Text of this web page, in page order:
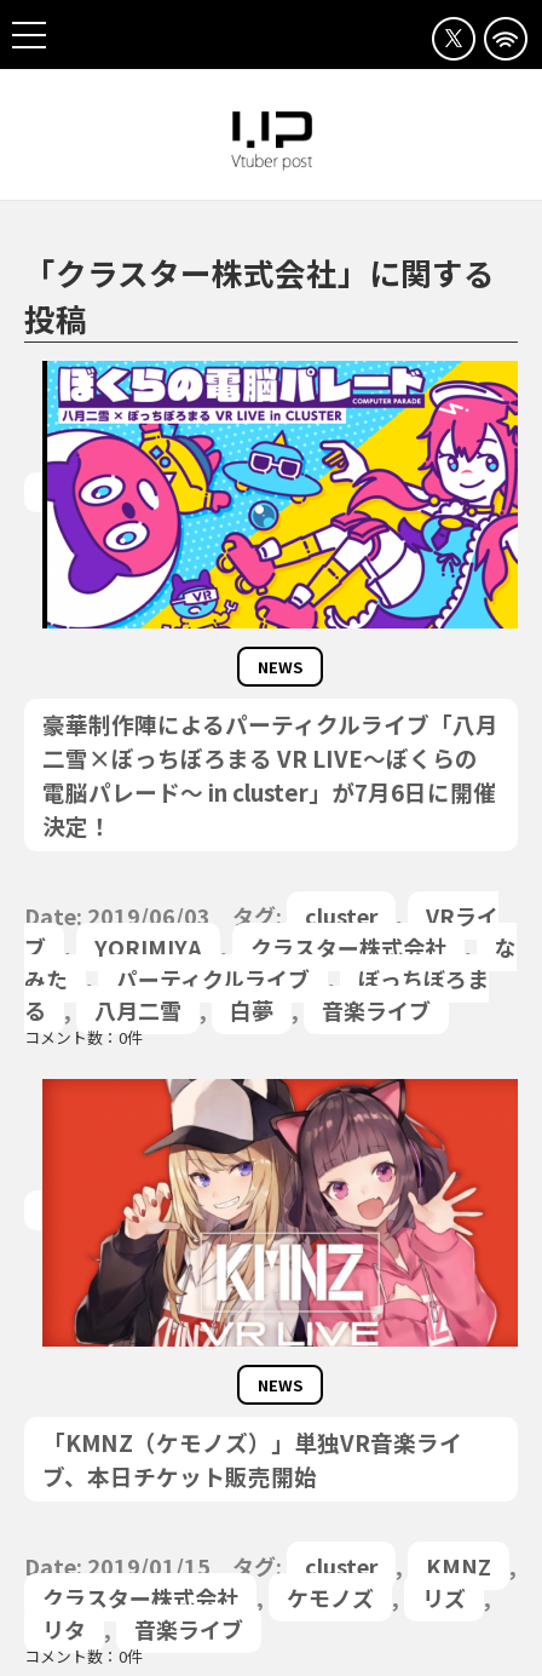
「クラスター株式会社」に関する
投稿
NEWS
豪華制作陣によるパーティクルライブ「八月
二雪×ぼっちぼろまる VR LIVE～ぼくらの
電脳パレード～ in cluster」が7月6日に開催
決定！
Date: 2019/06/03 タグ: cluster ,
VRライ
ブ
, YORIMIYA , クラスター株式会社 ,
な
みた
, パーティクルライブ ,
ぼっちぼろま
る
, 八月二雪 , 白夢 , 音楽ライブ
コメント数：0件
NEWS
「KMNZ（ケモノズ）」単独VR音楽ライ
ブ、本日チケット販売開始
Date: 2019/01/15 タグ: cluster , KMNZ
,
クラスター株式会社
, ケモノズ , リズ
,
リタ
, 音楽ライブ
コメント数：0件